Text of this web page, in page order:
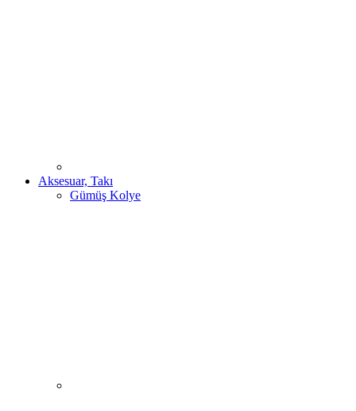
Aksesuar, Takı
Gümüş Kolye